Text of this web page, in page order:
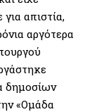
απιστία,
αργότερα
δημοσίων
«Ομάδα